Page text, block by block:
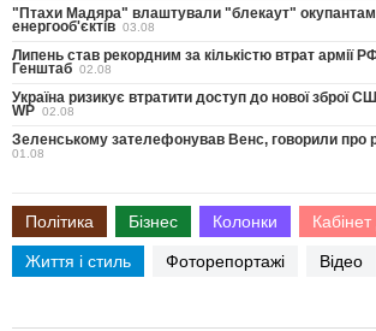
"Птахи Мадяра" влаштували "блекаут"
енергооб'єктів 03.08
Липень став рекордним за кількістю втрат армії
Генштаб 02.08
Україна ризикує втратити доступ до нової зброї
WP 02.08
Зеленському зателефонував Венс, говорили про
01.08
Політика Бізнес Колонки
Життя і стиль Фоторепортажі Відео